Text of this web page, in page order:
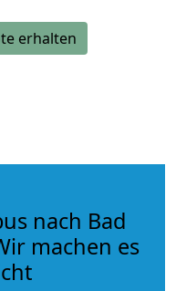
erhalten
nach Bad
machen es